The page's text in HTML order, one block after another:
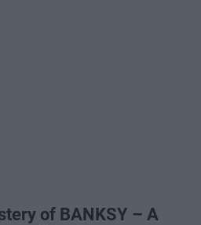
of BANKSY – A